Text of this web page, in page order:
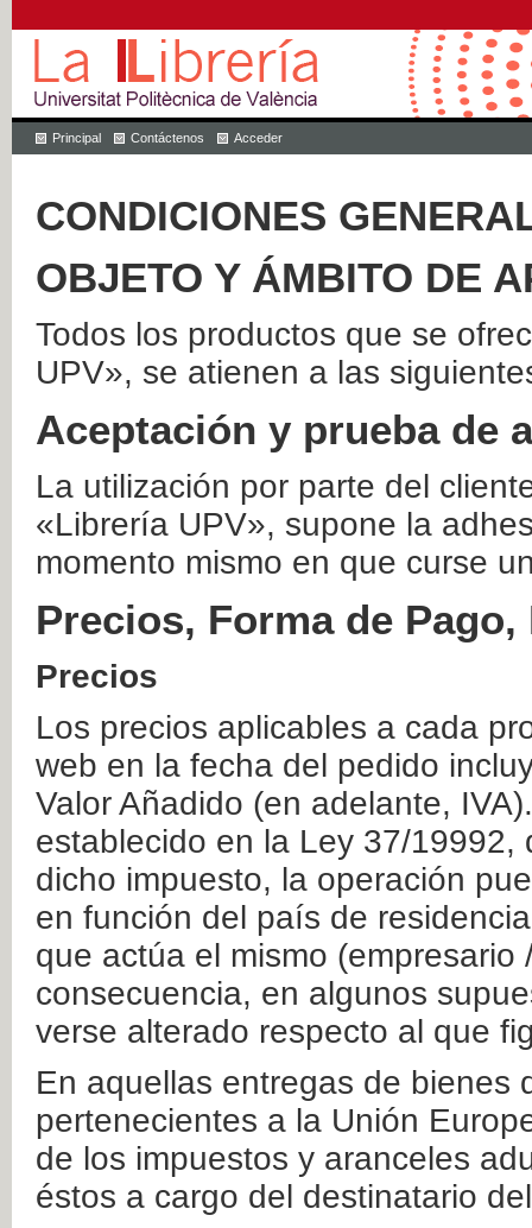
Principal Contáctenos Acceder
CONDICIONES
OBJETO Y ÁMBITO DE
Todos los productos que se
UPV», se atienen a las
Aceptación y prueba de
La utilización por parte del
«Librería UPV», supone la
momento mismo en que curse
Precios, Forma de
Precios
Los precios aplicables a cada
web en la fecha del pedido
Valor Añadido (en adelante,
establecido en la Ley 37/
dicho impuesto, la operación
en función del país de
que actúa el mismo
consecuencia, en algunos
verse alterado respecto al que
En aquellas entregas de bienes
pertenecientes a la Unión
de los impuestos y aranceles
éstos a cargo del destinatario